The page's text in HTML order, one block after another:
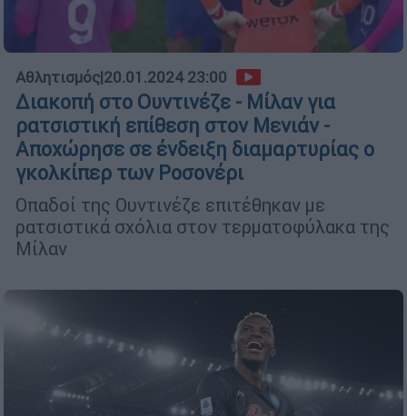
Αθλητισμός|20.01.2024 23:00
Διακοπή στο Ουντινέζε - Μίλαν για
ρατσιστική επίθεση στον Μενιάν -
Αποχώρησε σε ένδειξη διαμαρτυρίας ο
γκολκίπερ των Ροσονέρι
Οπαδοί της Ουντινέζε επιτέθηκαν με
ρατσιστικά σχόλια στον τερματοφύλακα της
Μίλαν